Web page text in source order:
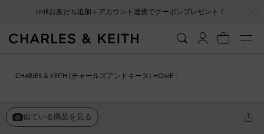
LINEお友だち追加＋アカウント連携でクーポンプレゼント！
CHARLES & KEITH (チャールズアンドキース) HOME
似ている商品を見る